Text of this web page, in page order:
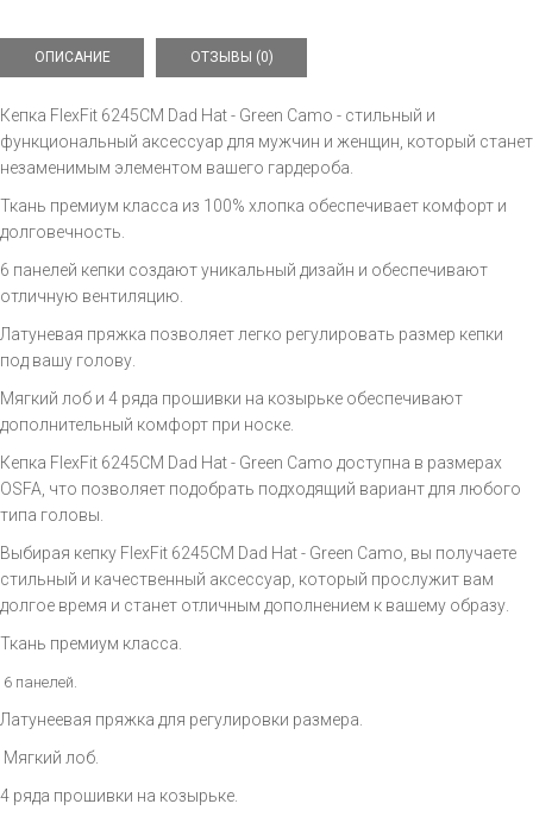
ОПИСАНИЕ ОТЗЫВЫ (0)
Кепка FlexFit 6245CM Dad Hat - Green Camo - стильный и
функциональный аксессуар для мужчин и женщин, который станет
незаменимым элементом вашего гардероба.
Ткань премиум класса из 100% хлопка обеспечивает комфорт и
долговечность.
6 панелей кепки создают уникальный дизайн и обеспечивают
отличную вентиляцию.
Латуневая пряжка позволяет легко регулировать размер кепки
под вашу голову.
Мягкий лоб и 4 ряда прошивки на козырьке обеспечивают
дополнительный комфорт при носке.
Кепка FlexFit 6245CM Dad Hat - Green Camo доступна в размерах
OSFA, что позволяет подобрать подходящий вариант для любого
типа головы.
Выбирая кепку FlexFit 6245CM Dad Hat - Green Camo, вы получаете
стильный и качественный аксессуар, который прослужит вам
долгое время и станет отличным дополнением к вашему образу.
Ткань премиум класса.
6 панелей.
Латунеевая пряжка для регулировки размера.
Мягкий лоб.
4 ряда прошивки на козырьке.